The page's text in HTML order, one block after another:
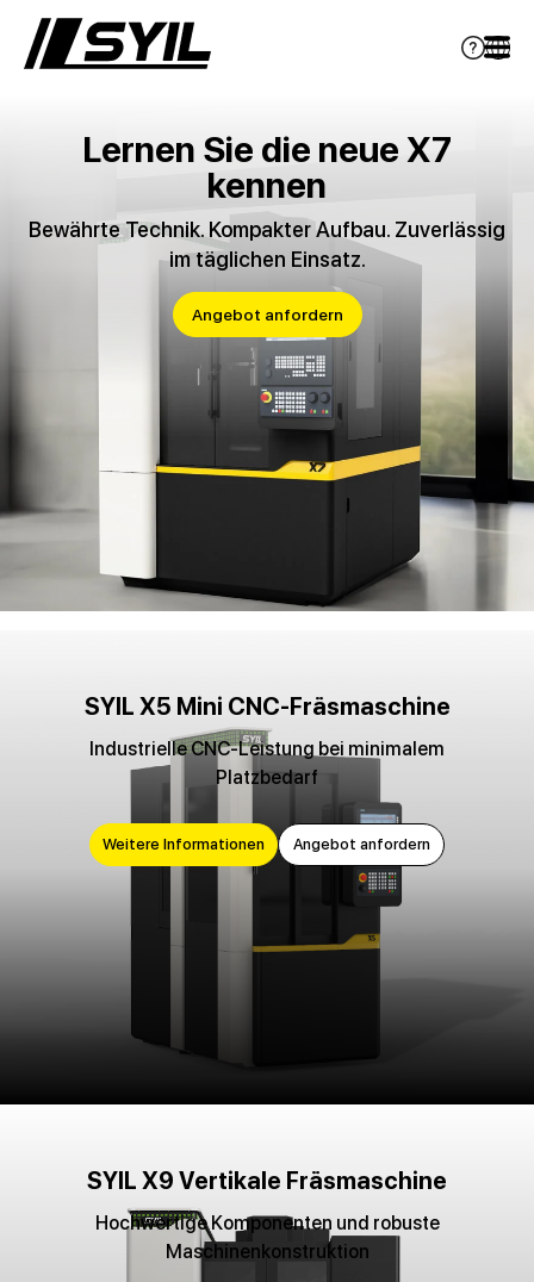
Lernen Sie die neue X7
kennen
Bewährte Technik. Kompakter Aufbau. Zuverlässig
im täglichen Einsatz.
Angebot anfordern
SYIL X5 Mini CNC-Fräsmaschine
Industrielle CNC-Leistung bei minimalem
Platzbedarf
Weitere Informationen Angebot anfordern
SYIL X9 Vertikale Fräsmaschine
Hochwertige Komponenten und robuste
Maschinenkonstruktion